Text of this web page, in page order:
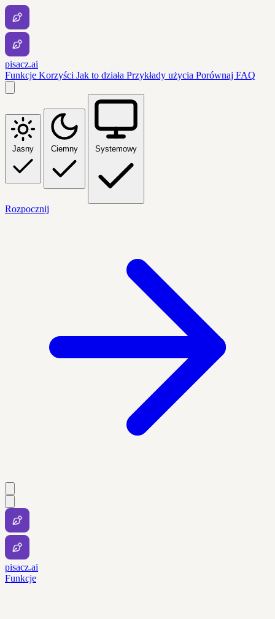
pisacz.ai
Funkcje Korzyści Jak to działa Przykłady użycia Porównaj FAQ
Jasny Ciemny Systemowy
Rozpocznij
pisacz.ai
Funkcje